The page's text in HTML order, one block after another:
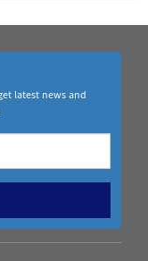
latest news and